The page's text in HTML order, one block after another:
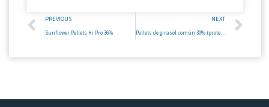
PREVIOUS
Sunflower Pellets Hi Pro 36%
NEXT
Pellets de girasol común 30% (proteína media)